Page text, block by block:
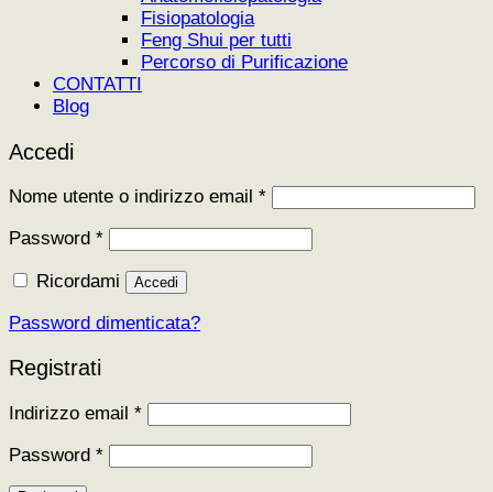
Fisiopatologia
Feng Shui per tutti
Percorso di Purificazione
CONTATTI
Blog
Accedi
Nome utente o indirizzo email *Richiesto
Password *Richiesto
Ricordami Accedi
Password dimenticata?
Registrati
Indirizzo email *Richiesto
Password *Richiesto